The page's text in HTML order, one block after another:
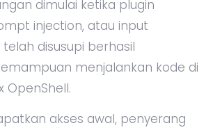
dimulai ketika plugin
injection, atau input
disusupi berhasil
menjalankan kode di
OpenShell.
akses awal, penyerang